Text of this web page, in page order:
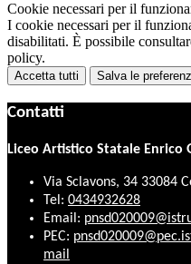
Cookie necessari per il
I cookie necessari per il
disabilitati. È possibile
policy.
Accetta tutti Salva le
Contatti
Liceo Artistico Statale Enrico
Via Sclavons, 34 33084
Tel: 0434932628
Email:
PEC:
mail